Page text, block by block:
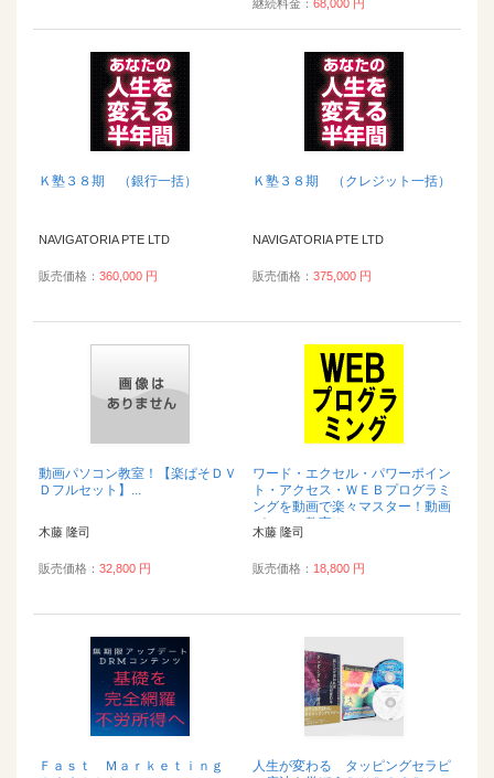
継続料金： 68,000 円
Ｋ塾３８期 （銀行一括）
NAVIGATORIA PTE LTD
販売価格： 360,000 円
Ｋ塾３８期 （クレジット一括）
NAVIGATORIA PTE LTD
販売価格： 375,000 円
動画パソコン教室！【楽ぱそＤＶ
Ｄフルセット】...
木藤 隆司
販売価格： 32,800 円
ワード・エクセル・パワーポイン
ト・アクセス・ＷＥＢプログラミ
ングを動画で楽々マスター！動画
パソコン教室！...
木藤 隆司
販売価格： 18,800 円
Ｆａｓｔ Ｍａｒｋｅｔｉｎｇ
人生が変わる タッピングセラピ